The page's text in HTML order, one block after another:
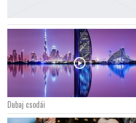
Dubaj csodái